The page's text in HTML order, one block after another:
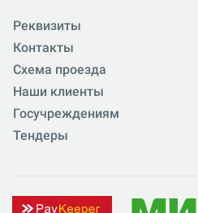
Реквизиты
Контакты
Схема проезда
Наши клиенты
Госучреждениям
Тендеры